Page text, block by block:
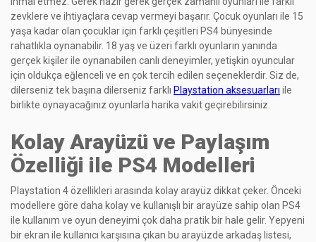
zevklere ve ihtiyaçlara cevap vermeyi başarır. Çocuk oyunları ile 15
yaşa kadar olan çocuklar için farklı çeşitleri PS4 bünyesinde
rahatlıkla oynanabilir. 18 yaş ve üzeri farklı oyunların yanında
gerçek kişiler ile oynanabilen canlı deneyimler, yetişkin oyuncular
için oldukça eğlenceli ve en çok tercih edilen seçeneklerdir. Siz de,
dilerseniz tek başına dilerseniz farklı Playstation aksesuarları ile
birlikte oynayacağınız oyunlarla harika vakit geçirebilirsiniz.
Kolay Arayüzü ve Paylaşım
Özelliği ile PS4 Modelleri
Playstation 4 özellikleri arasında kolay arayüz dikkat çeker. Önceki
modellere göre daha kolay ve kullanışlı bir arayüze sahip olan PS4
ile kullanım ve oyun deneyimi çok daha pratik bir hale gelir. Yepyeni
bir ekran ile kullanıcı karşısına çıkan bu arayüzde arkadaş listesi,